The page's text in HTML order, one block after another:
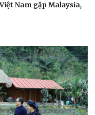
Nam gặp Malaysia,